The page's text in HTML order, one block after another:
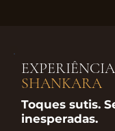
EXPERIÊNCIA
SHANKARA
Toques sutis.
inesperadas.